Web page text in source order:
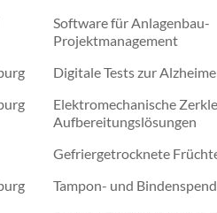
Software für Anlagenbau-
Projektmanagement
Digitale Tests zur
Elektromechanische
Aufbereitungslösungen
Gefriergetrocknete
Tampon- und